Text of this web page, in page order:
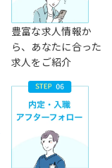
豊富な求人情報か
ら、あなたに合った
求人をご紹介